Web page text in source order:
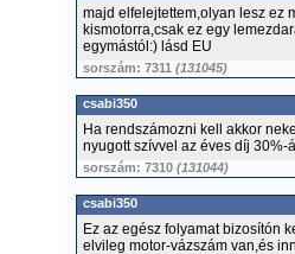
majd elfelejtettem,olyan lesz ez
kismotorra,csak ez egy
egymástól:) lásd EU
sorszám: 7311 (131045)
csabi350
Ha rendszámozni kell akkor
nyugott szívvel az éves díj 30%-
sorszám: 7310 (131044)
csabi350
Ez az egész folyamat bizosítón
elvileg motor-vázszám van,és